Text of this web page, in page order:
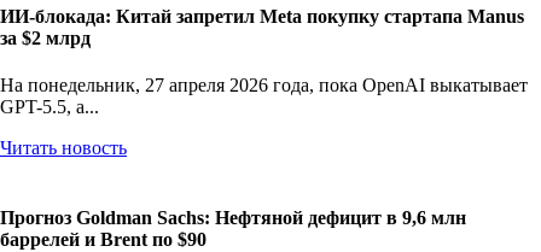
ИИ-блокада: Китай запретил Meta покупку стартапа Manus
за $2 млрд
На понедельник, 27 апреля 2026 года, пока OpenAI выкатывает
GPT-5.5, а...
Читать новость
Прогноз Goldman Sachs: Нефтяной дефицит в 9,6 млн
баррелей и Brent по $90